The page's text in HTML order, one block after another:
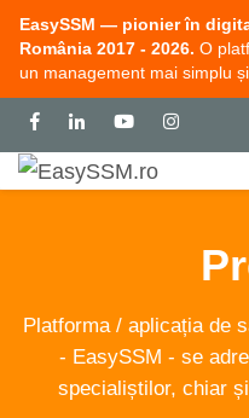
EasySSM — pionier în
România 2017 - 2026. O
un management mai simplu
Platforma / aplicația de
- EasySSM - se
specialiștilor, chiar